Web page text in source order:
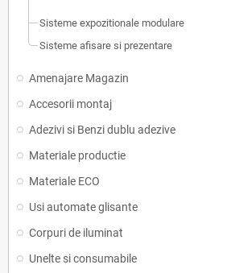
Sisteme expozitionale modulare
Sisteme afisare si prezentare
Amenajare Magazin
Accesorii montaj
Adezivi si Benzi dublu adezive
Materiale productie
Materiale ECO
Usi automate glisante
Corpuri de iluminat
Unelte si consumabile